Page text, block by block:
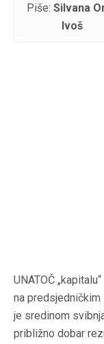
Piše: Silvana
Ivoš
UNATOČ
na
je sredinom
približno dobar